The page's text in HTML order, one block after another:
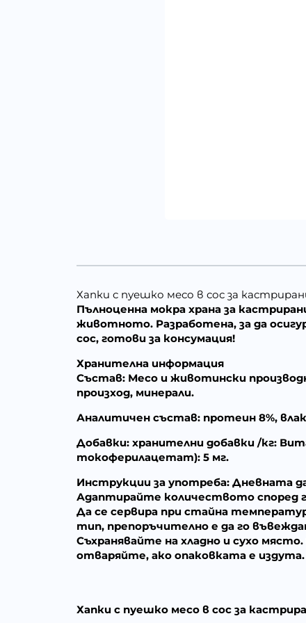
Хапки с пуешко месо в сос за
Пълноценна мокра храна за
животното. Разработена, за да
сос, готови за консумация!
Хранителна информация
Състав: Месо и животински
произход, минерали.
Аналитичен състав: протеин 8%,
Добавки: хранителни добавки /кг:
токоферилацетат): 5 мг.
Инструкции за употреба: Дневната
Адаптирайте количеството според
Да се сервира при стайна
тип, препоръчително е да го
Съхранявайте на хладно и сухо
отваряйте, ако опаковката е издута.
Хапки с пуешко месо в сос за